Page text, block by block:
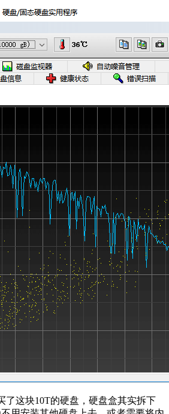
了这块10T的硬盘，硬盘盒其实拆下